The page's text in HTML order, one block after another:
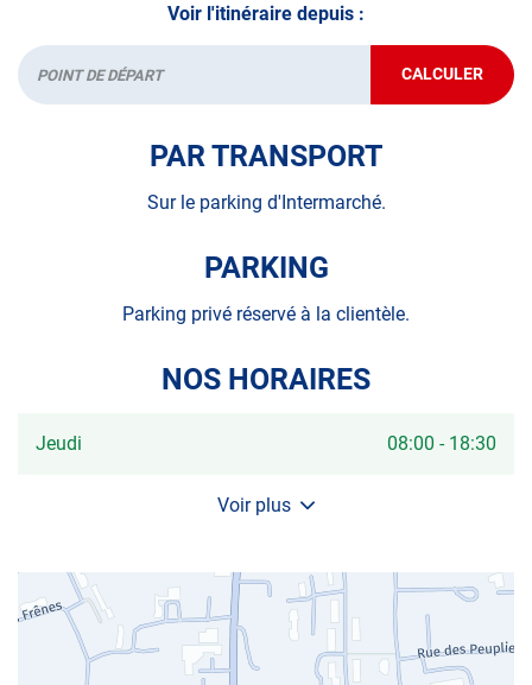
Voir l'itinéraire depuis :
Départ CALCULER
JUSQU'AU
POINT
PAR TRANSPORT
Sur le parking d'Intermarché.
PARKING
Parking privé réservé à la clientèle.
NOS HORAIRES
Horaires
Jeudi 08:00 - 18:30
Voir plus
et
d'ouverture
du
centre
AUTOSUR
SAINT-